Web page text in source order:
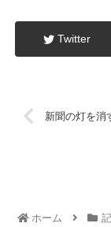
Twitter
新聞の灯を消
ホーム